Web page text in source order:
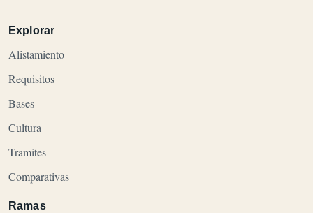
Explorar
Alistamiento
Requisitos
Bases
Cultura
Tramites
Comparativas
Ramas